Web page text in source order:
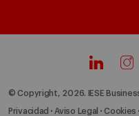
© Copyright, 2026. IESE
Privacidad Aviso Legal Cookies